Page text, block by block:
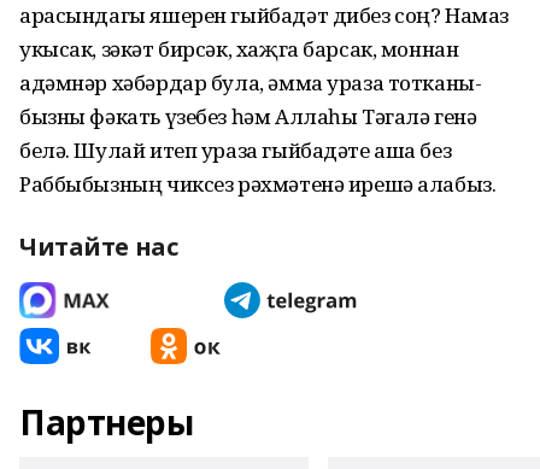
арасындагы яшерен гыйбадәт дибез соң? Намаз
укысак, зәкәт бирсәк, хаҗга барсак, моннан
адәмнәр хәбәрдар була, әмма ураза тотканы-
бызны фәкать үзебез һәм Аллаһы Тәгалә генә
белә. Шулай итеп ураза гыйбадәте аша без
Раббыбызның чиксез рәхмәтенә ирешә алабыз.
Читайте нас
Партнеры